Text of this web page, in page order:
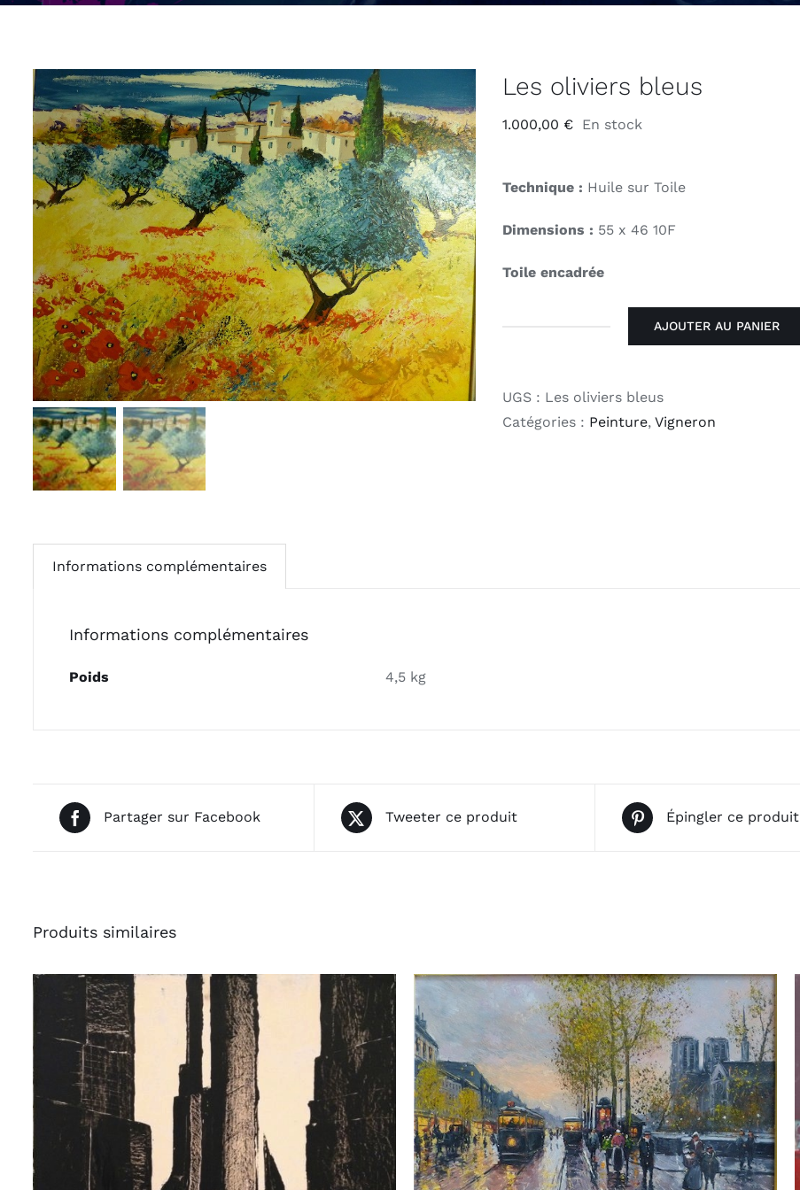
Les oliviers bleus
1.000,00 € En stock
Technique : Huile sur Toile
Dimensions : 55 x 46 10F
Toile encadrée
AJOUTER AU PANIER
UGS : Les oliviers bleus
Catégories : Peinture, Vigneron
Informations complémentaires
Informations complémentaires
Poids 4,5 kg
Partager sur Facebook Tweeter ce produit Épingler ce produit
Produits similaires
AJOUTER AU PANIER / APERÇU
AJOUTER AU PANIER / APERÇU